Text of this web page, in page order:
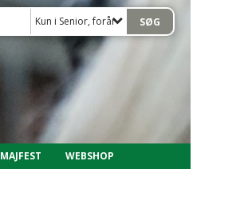
Kun i Senior, forår 2018
MAJFEST WEBSHOP